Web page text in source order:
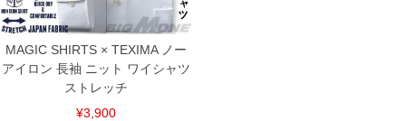
MAGIC SHIRTS × TEXIMA ノー
アイロン 長袖 ニット ワイシャツ
ストレッチ
¥3,900